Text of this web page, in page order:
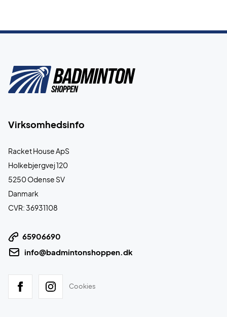
Virksomhedsinfo
Racket House ApS
Holkebjergvej 120
5250 Odense SV
Danmark
CVR: 36931108
65906690
info@badmintonshoppen.dk
Cookies